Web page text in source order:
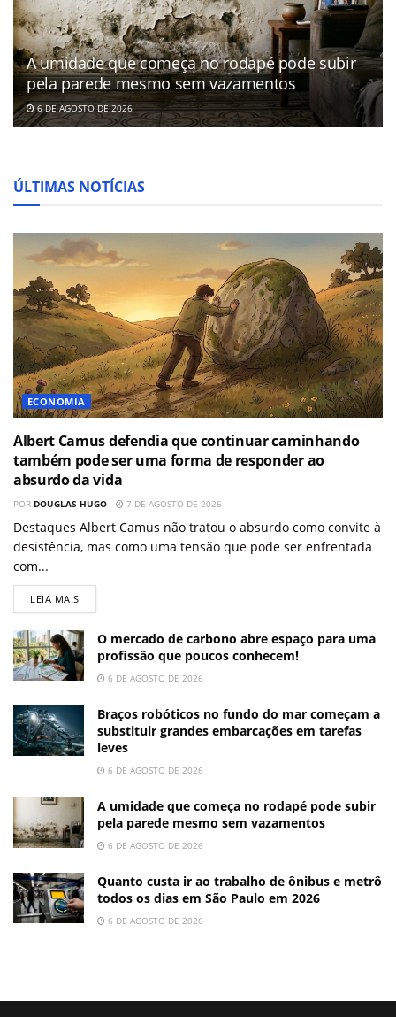
A umidade que começa no rodapé pode subir
pela parede mesmo sem vazamentos
6 DE AGOSTO DE 2026
ÚLTIMAS NOTÍCIAS
ECONOMIA
Albert Camus defendia que continuar caminhando
também pode ser uma forma de responder ao
absurdo da vida
POR DOUGLAS HUGO 7 DE AGOSTO DE 2026
Destaques Albert Camus não tratou o absurdo como convite à
desistência, mas como uma tensão que pode ser enfrentada
com...
LEIA MAIS
O mercado de carbono abre espaço para uma
profissão que poucos conhecem!
6 DE AGOSTO DE 2026
Braços robóticos no fundo do mar começam a
substituir grandes embarcações em tarefas
leves
6 DE AGOSTO DE 2026
A umidade que começa no rodapé pode subir
pela parede mesmo sem vazamentos
6 DE AGOSTO DE 2026
Quanto custa ir ao trabalho de ônibus e metrô
todos os dias em São Paulo em 2026
6 DE AGOSTO DE 2026